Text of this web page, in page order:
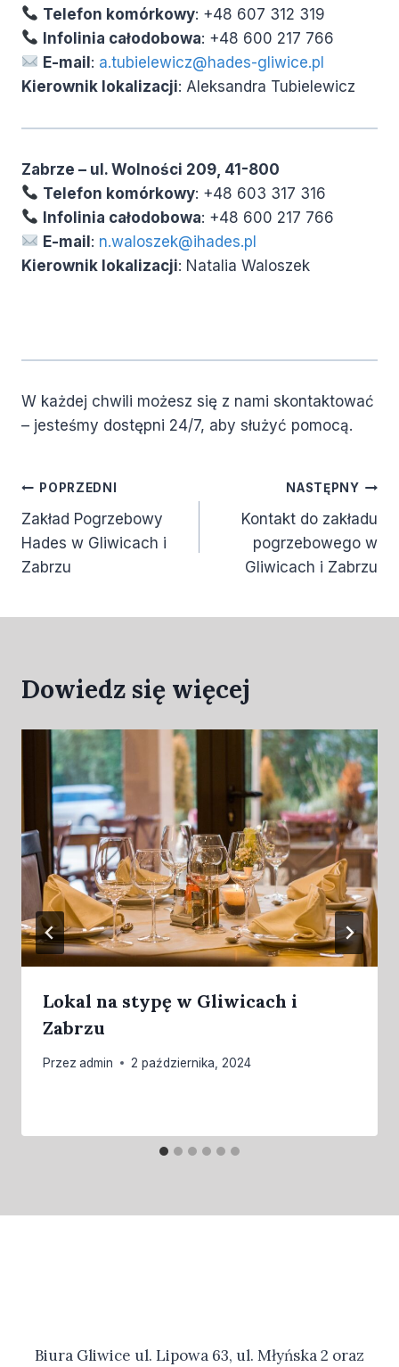
Telefon komórkowy: +48 607 312 319
Infolinia całodobowa: +48 600 217 766
E-mail: a.tubielewicz@hades-gliwice.pl
Kierownik lokalizacji: Aleksandra Tubielewicz
Zabrze – ul. Wolności 209, 41-800
Telefon komórkowy: +48 603 317 316
Infolinia całodobowa: +48 600 217 766
E-mail: n.waloszek@ihades.pl
Kierownik lokalizacji: Natalia Waloszek
W każdej chwili możesz się z nami skontaktować
– jesteśmy dostępni 24/7, aby służyć pomocą.
POPRZEDNI
Zakład Pogrzebowy
Hades w Gliwicach i
Zabrzu
NASTĘPNY
Kontakt do zakładu
pogrzebowego w
Gliwicach i Zabrzu
Dowiedz się więcej
Lokal na stypę w Gliwicach i
Zabrzu
Przez admin 2 października, 2024
Biura Gliwice ul. Lipowa 63, ul. Młyńska 2 oraz